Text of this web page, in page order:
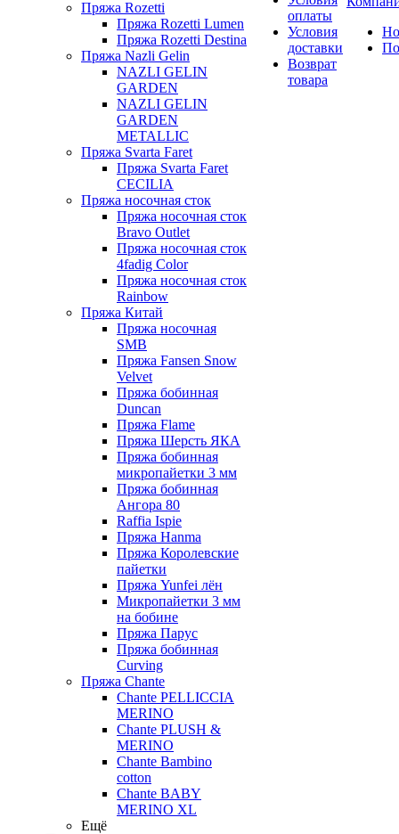
Пряжа Rozetti
Пряжа Rozetti Lumen
Пряжа Rozetti Destina
Пряжа Nazli Gelin
NAZLI GELIN
GARDEN
NAZLI GELIN
GARDEN
METALLIC
Пряжа Svarta Faret
Пряжа Svarta Faret
CECILIA
Пряжа носочная сток
Пряжа носочная сток
Bravo Outlet
Пряжа носочная сток
4fadig Color
Пряжа носочная сток
Rainbow
Пряжа Китай
Пряжа носочная
SMB
Пряжа Fansen Snow
Velvet
Пряжа бобинная
Duncan
Пряжа Flame
Пряжа Шерсть ЯКА
Пряжа бобинная
микропайетки 3 мм
Пряжа бобинная
Ангора 80
Raffia Ispie
Пряжа Hanma
Пряжа Королевские
пайетки
Пряжа Yunfei лён
Микропайетки 3 мм
на бобине
Пряжа Парус
Пряжа бобинная
Curving
Пряжа Chante
Chante PELLICCIA
MERINO
Chante PLUSH &
MERINO
Chante Bambino
cotton
Chante BABY
MERINO XL
Ещё
оплаты
Условия
доставки
Возврат
товара